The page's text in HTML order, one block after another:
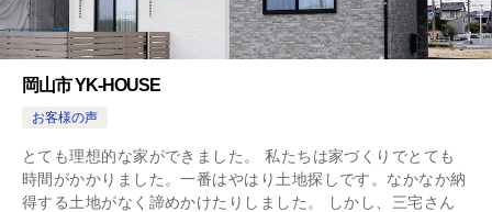
岡山市 YK-HOUSE
お客様の声
とても理想的な家ができました。 私たちは家づくりでとても
時間がかかりました。一番はやはり土地探しです。なかなか納
得する土地がなく諦めかけたりしました。 しかし、三宅さん